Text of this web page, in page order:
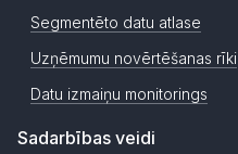
Segmentēto datu atlase
Uzņēmumu novērtēšanas rīki
Datu izmaiņu monitorings
Sadarbības veidi